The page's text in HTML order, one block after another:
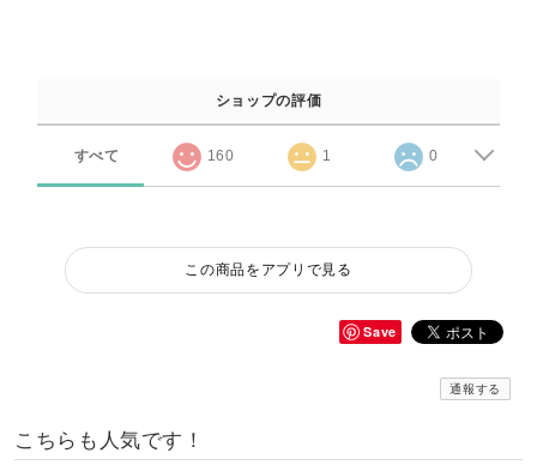
ショップの評価
すべて 160 1 0
この商品をアプリで見る
Save
通報する
こちらも人気です！